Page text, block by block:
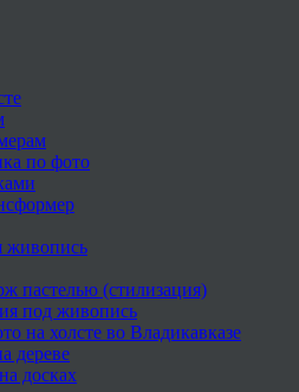
по фото
живопись
пастелью (стилизация)
под живопись
на холсте во Владикавказе
дереве
досках